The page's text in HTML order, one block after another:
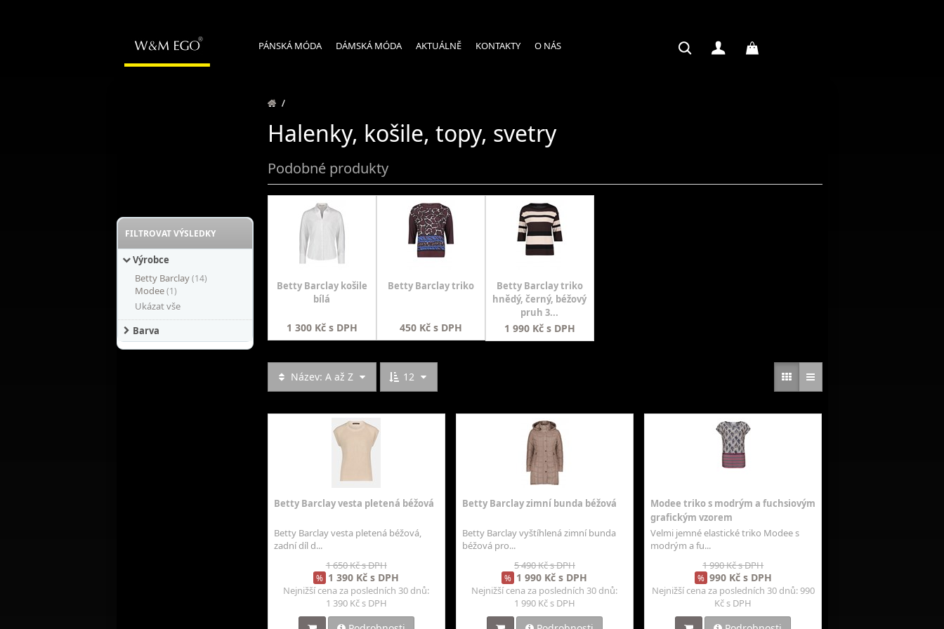
PÁNSKÁ MÓDA DÁMSKÁ MÓDA AKTUÁLNĚ KONTAKTY O NÁS
FILTROVAT VÝSLEDKY
Výrobce
Betty Barclay (14)
Modee (1)
Ukázat vše
Barva
/
Halenky, košile, topy, svetry
Podobné produkty
Betty Barclay košile
bílá
1 300 Kč s DPH
Betty Barclay triko
450 Kč s DPH
Betty Barclay triko
hnědý, černý, béžový
pruh 3...
1 990 Kč s DPH
Název: A až Z 12
Betty Barclay vesta pletená béžová
Betty Barclay vesta pletená béžová,
zadní díl d...
1 650 Kč s DPH
% 1 390 Kč s DPH
Nejnižší cena za posledních 30 dnů:
1 390 Kč s DPH
Betty Barclay zimní bunda béžová
Betty Barclay vyštíhlená zimní bunda
béžová pro...
5 490 Kč s DPH
% 1 990 Kč s DPH
Nejnižší cena za posledních 30 dnů:
1 990 Kč s DPH
Modee triko s modrým a fuchsiovým
grafickým vzorem
Velmi jemné elastické triko Modee s
modrým a fu...
1 990 Kč s DPH
% 990 Kč s DPH
Nejnižší cena za posledních 30 dnů: 990
Kč s DPH